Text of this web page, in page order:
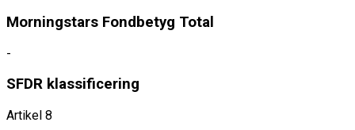
Morningstars Fondbetyg Total
-
SFDR klassificering
Artikel 8